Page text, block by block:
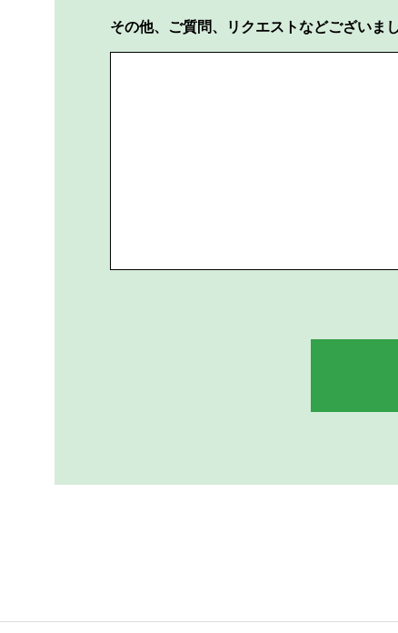
その他、ご質問、リクエストなどございま